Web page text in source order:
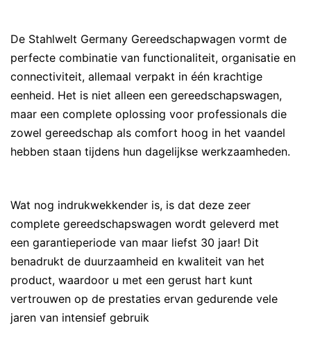
De Stahlwelt Germany Gereedschapwagen vormt de
perfecte combinatie van functionaliteit, organisatie en
connectiviteit, allemaal verpakt in één krachtige
eenheid. Het is niet alleen een gereedschapswagen,
maar een complete oplossing voor professionals die
zowel gereedschap als comfort hoog in het vaandel
hebben staan tijdens hun dagelijkse werkzaamheden.
Wat nog indrukwekkender is, is dat deze zeer
complete gereedschapswagen wordt geleverd met
een garantieperiode van maar liefst 30 jaar! Dit
benadrukt de duurzaamheid en kwaliteit van het
product, waardoor u met een gerust hart kunt
vertrouwen op de prestaties ervan gedurende vele
jaren van intensief gebruik